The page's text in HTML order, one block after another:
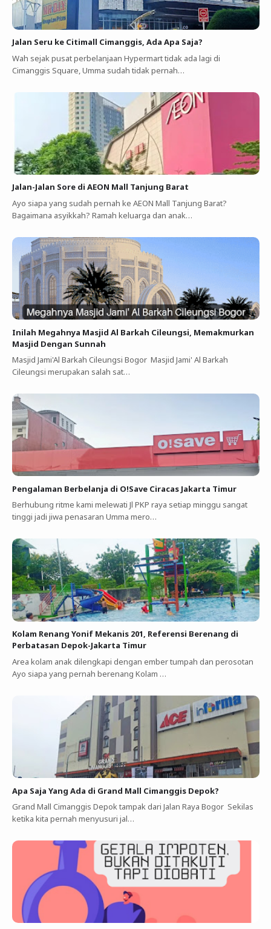
Jalan Seru ke Citimall Cimanggis, Ada Apa Saja?
Wah sejak pusat perbelanjaan Hypermart tidak ada lagi di
Cimanggis Square, Umma sudah tidak pernah…
Jalan-Jalan Sore di AEON Mall Tanjung Barat
Ayo siapa yang sudah pernah ke AEON Mall Tanjung Barat?
Bagaimana asyikkah? Ramah keluarga dan anak…
Inilah Megahnya Masjid Al Barkah Cileungsi, Memakmurkan
Masjid Dengan Sunnah
Masjid Jami'Al Barkah Cileungsi Bogor Masjid Jami' Al Barkah
Cileungsi merupakan salah sat…
Pengalaman Berbelanja di O!Save Ciracas Jakarta Timur
Berhubung ritme kami melewati Jl PKP raya setiap minggu sangat
tinggi jadi jiwa penasaran Umma mero…
Kolam Renang Yonif Mekanis 201, Referensi Berenang di
Perbatasan Depok-Jakarta Timur
Area kolam anak dilengkapi dengan ember tumpah dan perosotan
Ayo siapa yang pernah berenang Kolam …
Apa Saja Yang Ada di Grand Mall Cimanggis Depok?
Grand Mall Cimanggis Depok tampak dari Jalan Raya Bogor Sekilas
ketika kita pernah menyusuri jal…